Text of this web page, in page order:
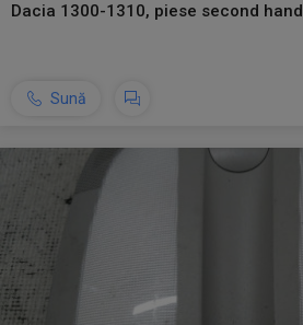
Dacia 1300-1310, piese second hand
Sună